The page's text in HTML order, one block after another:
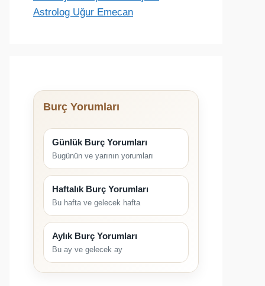
Astrolog Uğur Emecan
Burç Yorumları
Günlük Burç Yorumları
Bugünün ve yarının yorumları
Haftalık Burç Yorumları
Bu hafta ve gelecek hafta
Aylık Burç Yorumları
Bu ay ve gelecek ay